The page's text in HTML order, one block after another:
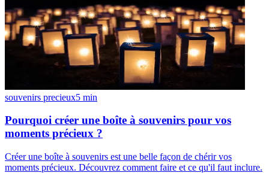
souvenirs precieux5 min
Pourquoi créer une boîte à souvenirs pour vos
moments précieux ?
Créer une boîte à souvenirs est une belle façon de chérir vos
moments précieux. Découvrez comment faire et ce qu'il faut inclure.